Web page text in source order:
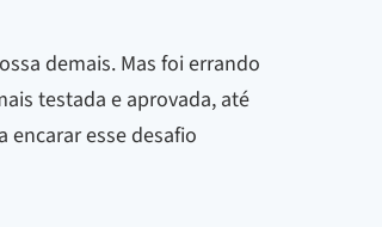
demais. Mas foi errando
testada e aprovada, até
esse desafio